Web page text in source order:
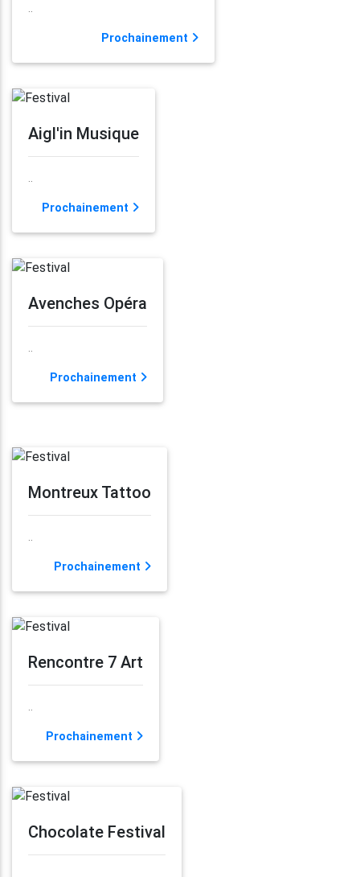
..
Prochainement
Aigl'in Musique
..
Prochainement
Avenches Opéra
..
Prochainement
Montreux Tattoo
..
Prochainement
Rencontre 7 Art
..
Prochainement
Chocolate Festival